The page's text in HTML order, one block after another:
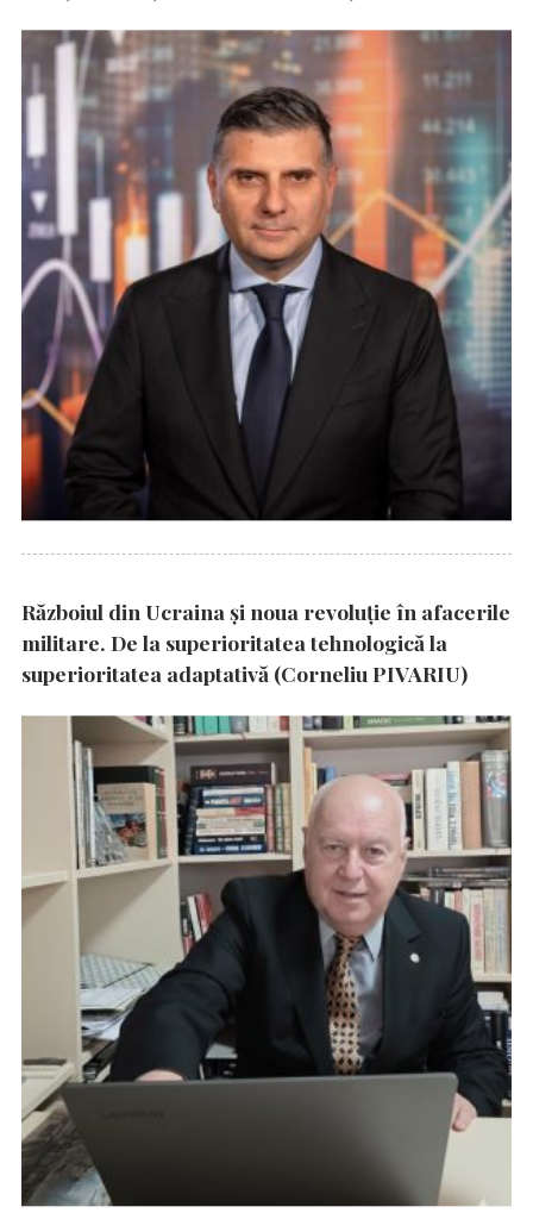
Războiul din Ucraina și noua revoluție în afacerile
militare. De la superioritatea tehnologică la
superioritatea adaptativă (Corneliu PIVARIU)